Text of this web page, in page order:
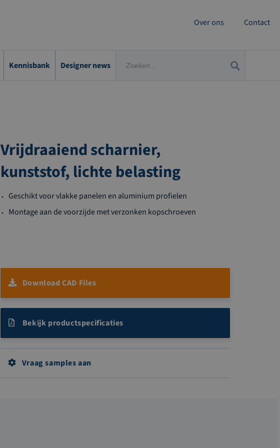
Over ons Contact
Kennisbank Designer news
Vrijdraaiend scharnier,
kunststof, lichte belasting
Geschikt voor vlakke panelen en aluminium profielen
Montage aan de voorzijde met verzonken kopschroeven
Download CAD Files
Bekijk productspecificaties
Vraag samples aan